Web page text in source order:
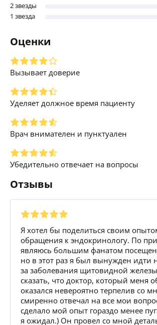
2 звезды
1 звезда
Оценки
Вызывает доверие
Уделяет должное время пациенту
Врач внимателен и пунктуален
Убедительно отвечает на вопросы
Отзывы
Я хотел бы поделиться своим
обращения к эндокринологу. По
являюсь большим фанатом
но в этот раз я был вынужден идти
за заболевания щитовидной
сказать, что доктор, который меня
оказался невероятно терпелив со
смиренно отвечал на все мои
сделало мой опыт гораздо менее
я ожидал.) Он провел со мной